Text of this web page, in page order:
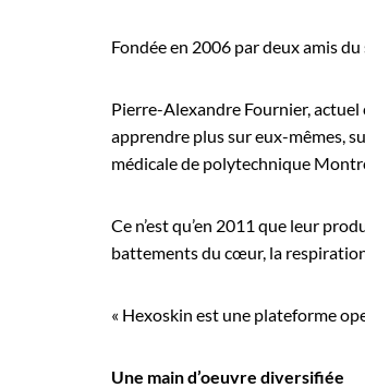
Fondée en 2006 par deux amis
Pierre-Alexandre Fournier, actuel
apprendre plus sur eux-mêmes,
médicale de polytechnique
Ce n’est qu’en 2011 que leur
battements du cœur, la
« Hexoskin est une plateforme
Une main d’oeuvre diversifiée